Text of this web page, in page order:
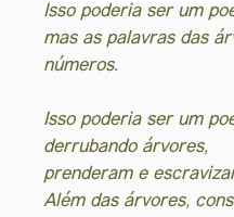
Isso poderia ser um
mas as palavras das
números.
Isso poderia ser um
derrubando árvores,
prenderam e
Além das árvores,